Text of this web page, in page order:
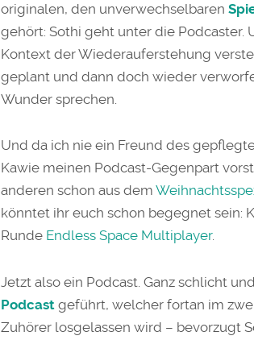
originalen, den unverwechselbaren
gehört: Sothi geht unter die Podcaster.
Kontext der Wiederauferstehung
geplant und dann doch wieder
Wunder sprechen.
Und da ich nie ein Freund des
Kawie meinen Podcast-Gegenpart
anderen schon aus dem
könntet ihr euch schon begegnet sein:
Runde Endless Space Multiplayer.
Jetzt also ein Podcast. Ganz schlicht
Podcastgeführt, welcher fortan im
Zuhörer losgelassen wird – bevorzugt